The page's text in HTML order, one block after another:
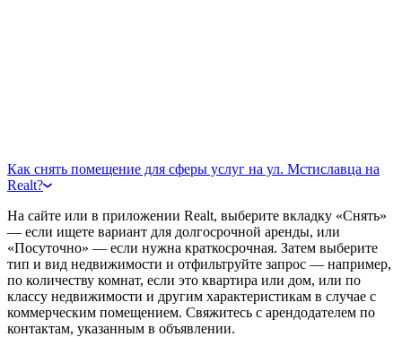
Как снять помещение для сферы услуг на ул. Мстиславца на
Realt?
На сайте или в приложении Realt, выберите вкладку «Снять»
— если ищете вариант для долгосрочной аренды, или
«Посуточно» — если нужна краткосрочная. Затем выберите
тип и вид недвижимости и отфильтруйте запрос — например,
по количеству комнат, если это квартира или дом, или по
классу недвижимости и другим характеристикам в случае с
коммерческим помещением. Свяжитесь с арендодателем по
контактам, указанным в объявлении.